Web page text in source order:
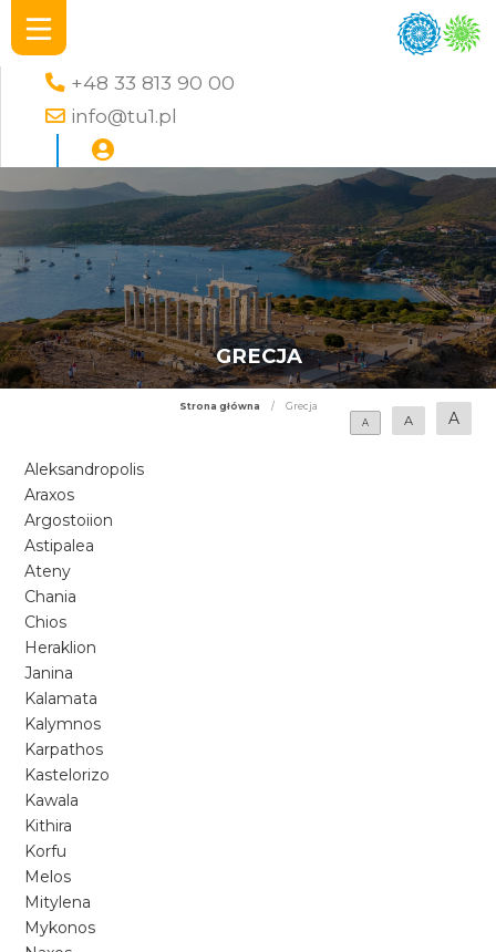
+48 33 813 90 00
info@tu1.pl
GRECJA
Strona główna /
Grecja
A
A A
Aleksandropolis
Araxos
Argostoiion
Astipalea
Ateny
Chania
Chios
Heraklion
Janina
Kalamata
Kalymnos
Karpathos
Kastelorizo
Kawala
Kithira
Korfu
Melos
Mitylena
Mykonos